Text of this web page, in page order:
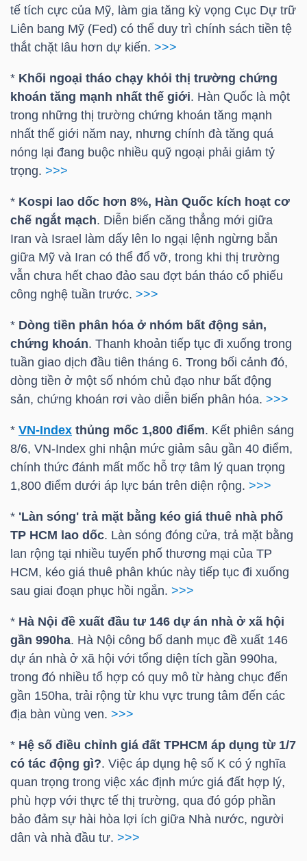
tế tích cực của Mỹ, làm gia tăng kỳ vọng Cục Dự trữ
Liên bang Mỹ (Fed) có thể duy trì chính sách tiền tệ
thắt chặt lâu hơn dự kiến. >>>
* Khối ngoại tháo chạy khỏi thị trường chứng
khoán tăng mạnh nhất thế giới. Hàn Quốc là một
trong những thị trường chứng khoán tăng mạnh
nhất thế giới năm nay, nhưng chính đà tăng quá
nóng lại đang buộc nhiều quỹ ngoại phải giảm tỷ
trọng. >>>
* Kospi lao dốc hơn 8%, Hàn Quốc kích hoạt cơ
chế ngắt mạch. Diễn biến căng thẳng mới giữa
Iran và Israel làm dấy lên lo ngại lệnh ngừng bắn
giữa Mỹ và Iran có thể đổ vỡ, trong khi thị trường
vẫn chưa hết chao đảo sau đợt bán tháo cổ phiếu
công nghệ tuần trước. >>>
* Dòng tiền phân hóa ở nhóm bất động sản,
chứng khoán. Thanh khoản tiếp tục đi xuống trong
tuần giao dịch đầu tiên tháng 6. Trong bối cảnh đó,
dòng tiền ở một số nhóm chủ đạo như bất động
sản, chứng khoán rơi vào diễn biến phân hóa. >>>
* VN-Index thủng mốc 1,800 điểm. Kết phiên sáng
8/6, VN-Index ghi nhận mức giảm sâu gần 40 điểm,
chính thức đánh mất mốc hỗ trợ tâm lý quan trọng
1,800 điểm dưới áp lực bán trên diện rộng. >>>
* 'Làn sóng' trả mặt bằng kéo giá thuê nhà phố
TP HCM lao dốc. Làn sóng đóng cửa, trả mặt bằng
lan rộng tại nhiều tuyến phố thương mại của TP
HCM, kéo giá thuê phân khúc này tiếp tục đi xuống
sau giai đoạn phục hồi ngắn. >>>
* Hà Nội đề xuất đầu tư 146 dự án nhà ở xã hội
gần 990ha. Hà Nội công bố danh mục đề xuất 146
dự án nhà ở xã hội với tổng diện tích gần 990ha,
trong đó nhiều tổ hợp có quy mô từ hàng chục đến
gần 150ha, trải rộng từ khu vực trung tâm đến các
địa bàn vùng ven. >>>
* Hệ số điều chỉnh giá đất TPHCM áp dụng từ 1/7
có tác động gì?. Việc áp dụng hệ số K có ý nghĩa
quan trọng trong việc xác định mức giá đất hợp lý,
phù hợp với thực tế thị trường, qua đó góp phần
bảo đảm sự hài hòa lợi ích giữa Nhà nước, người
dân và nhà đầu tư. >>>
PHIẾU
CÔNG
CỤ
ĐẦU
TƯ
TRUY
XUẤT
DỮ
LIỆU
Ngành
VS-
SECTOR
NĂNG
LƯỢNG
NGUYÊN
VẬT
CÔNG
TIÊU
DÙNG